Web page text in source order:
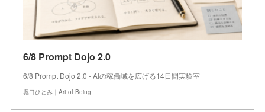
6/8 Prompt Dojo 2.0
6/8 Prompt Dojo 2.0 - AIの稼働域を広げる14日間実験室
堀口ひとみ｜Art of Being